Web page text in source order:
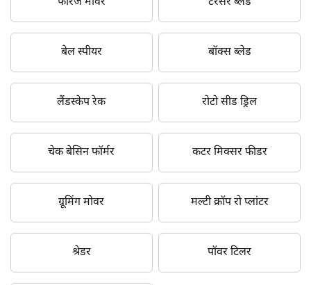
बेल स्पीयर बॉक्स ब्लेड
लैंडस्केप रेक रोटो सीड ड्रिल
चेक बेसिन फॉर्मर कटर मिक्सर फीडर
ग्रूमिंग मोवर मल्टी क्रॉप रो प्लांटर
श्रेडर पॉवर टिलर